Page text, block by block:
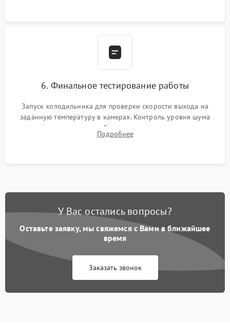
6. Финальное тестирование работы
Запуск холодильника для проверки скорости выхода на
заданную температуру в камерах. Контроль уровня шума
компрессора, отсутствия обмерзания стенок и корректного
срабатывания системы автоматической оттайки.
Подробнее
У Вас остались вопросы?
Оставьте заявку, мы свяжемся с Вами в ближайшее
время
Заказать звонок